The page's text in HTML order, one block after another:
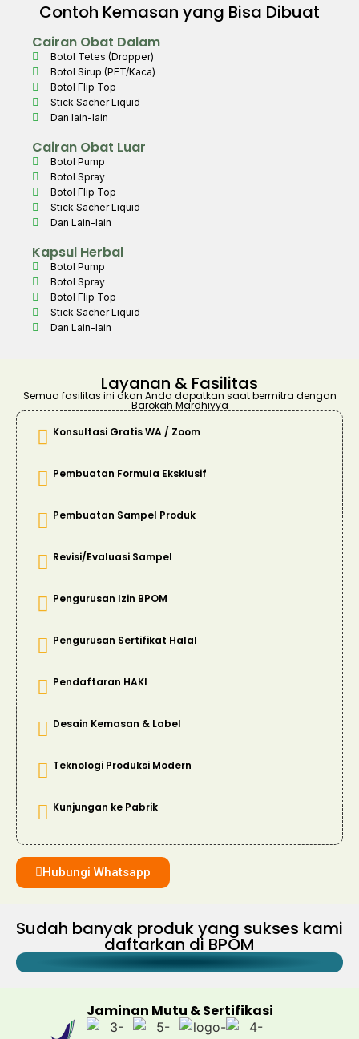
Contoh Kemasan yang Bisa Dibuat
Cairan Obat Dalam
Botol Tetes (Dropper)
Botol Sirup (PET/Kaca)
Botol Flip Top
Stick Sacher Liquid
Dan lain-lain
Cairan Obat Luar
Botol Pump
Botol Spray
Botol Flip Top
Stick Sacher Liquid
Dan Lain-lain
Kapsul Herbal
Botol Pump
Botol Spray
Botol Flip Top
Stick Sacher Liquid
Dan Lain-lain
Layanan & Fasilitas
Semua fasilitas ini akan Anda dapatkan saat bermitra dengan
Barokah Mardhiyya
Konsultasi Gratis WA / Zoom
Pembuatan Formula Eksklusif
Pembuatan Sampel Produk
Revisi/Evaluasi Sampel
Pengurusan Izin BPOM
Pengurusan Sertifikat Halal
Pendaftaran HAKI
Desain Kemasan & Label
Teknologi Produksi Modern
Kunjungan ke Pabrik
Hubungi Whatsapp
Sudah banyak produk yang sukses kami
daftarkan di BPOM
Jaminan Mutu & Sertifikasi